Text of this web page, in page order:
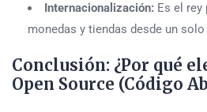
Internacionalización: Es el
monedas y tiendas desde un solo
Conclusión: ¿Por qué
Open Source (Código